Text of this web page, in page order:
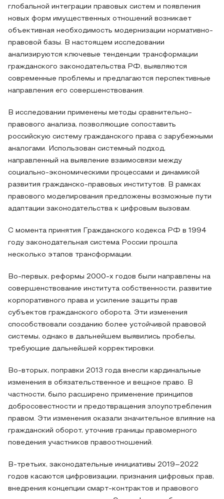
глобальной интеграции правовых систем и появления
новых форм имущественных отношений возникает
объективная необходимость модернизации нормативно-
правовой базы. В настоящем исследовании
анализируются ключевые тенденции трансформации
гражданского законодательства РФ, выявляются
современные проблемы и предлагаются перспективные
направления его совершенствования.
В исследовании применены методы сравнительно-
правового анализа, позволяющие сопоставить
российскую систему гражданского права с зарубежными
аналогами. Использован системный подход,
направленный на выявление взаимосвязи между
социально-экономическими процессами и динамикой
развития гражданско-правовых институтов. В рамках
правового моделирования предложены возможные пути
адаптации законодательства к цифровым вызовам.
С момента принятия Гражданского кодекса РФ в 1994
году законодательная система России прошла
несколько этапов трансформации.
Во-первых, реформы 2000-х годов были направлены на
совершенствование института собственности, развитие
корпоративного права и усиление защиты прав
субъектов гражданского оборота. Эти изменения
способствовали созданию более устойчивой правовой
системы, однако в дальнейшем выявились пробелы,
требующие дальнейшей корректировки.
Во-вторых, поправки 2013 года внесли кардинальные
изменения в обязательственное и вещное право. В
частности, было расширено применение принципов
добросовестности и предотвращения злоупотребления
правом. Эти изменения оказали значительное влияние на
гражданский оборот, уточнив границы правомерного
поведения участников правоотношений.
В-третьих, законодательные инициативы 2019–2022
годов касаются цифровизации, признания цифровых прав,
внедрения концепции смарт-контрактов и правового